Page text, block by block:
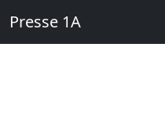
Presse 1A